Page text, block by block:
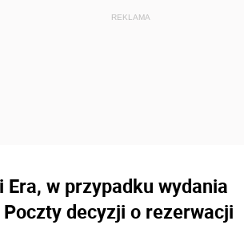
w przypadku wydania
decyzji o rezerwacji